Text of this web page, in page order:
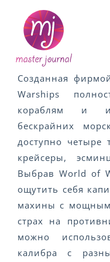
content
Созданная
Warships
кораблям и
бескрайних
доступно
крейсеры,
Выбрав World of
ощутить себя
махины с
страх на
можно
калибра с